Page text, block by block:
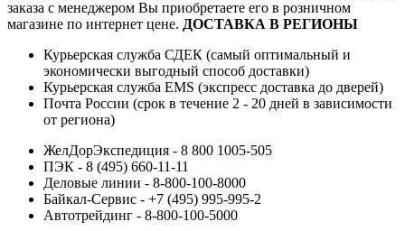
заказа с менеджером Вы приобретаете его в розничном
магазине по интернет цене. ДОСТАВКА В РЕГИОНЫ
Курьерская служба СДЕК (самый оптимальный и
экономически выгодный способ доставки)
Курьерская служба EMS (экспресс доставка до дверей)
Почта России (срок в течение 2 - 20 дней в зависимости
от региона)
ЖелДорЭкспедиция - 8 800 1005-505
ПЭК - 8 (495) 660-11-11
Деловые линии - 8-800-100-8000
Байкал-Сервис - +7 (495) 995-995-2
Автотрейдинг - 8-800-100-5000